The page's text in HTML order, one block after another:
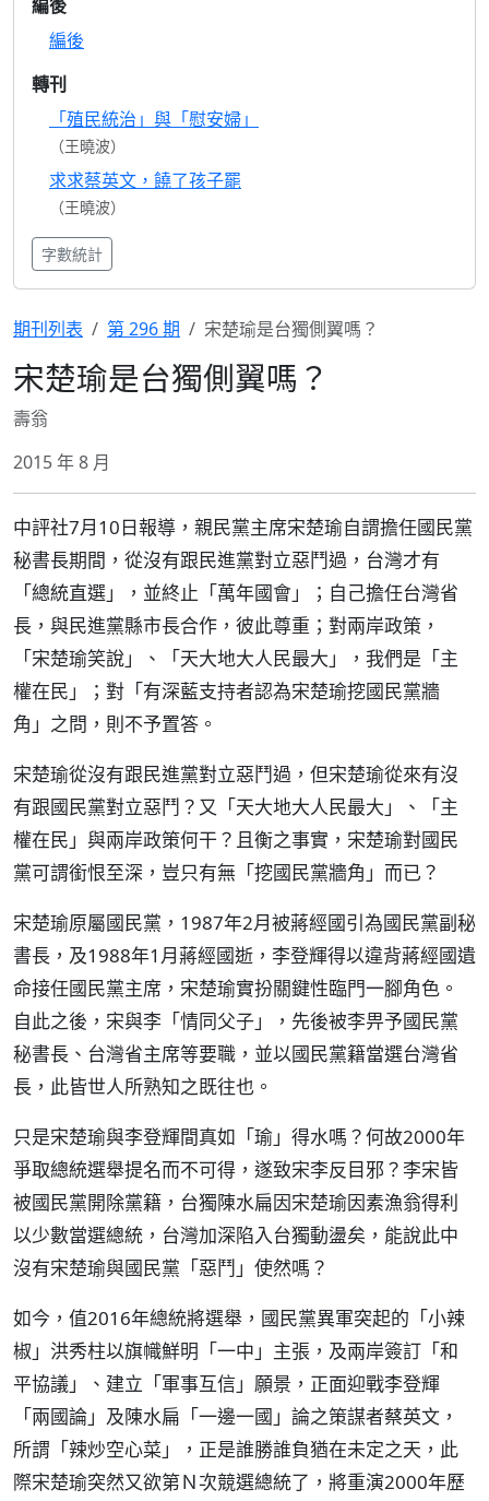
編後
編後
轉刊
「殖民統治」與「慰安婦」
（王曉波）
求求蔡英文，饒了孩子罷
（王曉波）
字數統計
期刊列表 第 296 期 宋楚瑜是台獨側翼嗎？
宋楚瑜是台獨側翼嗎？
壽翁
2015 年 8 月
中評社7月10日報導，親民黨主席宋楚瑜自謂擔任國民黨
秘書長期間，從沒有跟民進黨對立惡鬥過，台灣才有
「總統直選」，並終止「萬年國會」；自己擔任台灣省
長，與民進黨縣市長合作，彼此尊重；對兩岸政策，
「宋楚瑜笑說」、「天大地大人民最大」，我們是「主
權在民」；對「有深藍支持者認為宋楚瑜挖國民黨牆
角」之問，則不予置答。
宋楚瑜從沒有跟民進黨對立惡鬥過，但宋楚瑜從來有沒
有跟國民黨對立惡鬥？又「天大地大人民最大」、「主
權在民」與兩岸政策何干？且衡之事實，宋楚瑜對國民
黨可謂銜恨至深，豈只有無「挖國民黨牆角」而已？
宋楚瑜原屬國民黨，1987年2月被蔣經國引為國民黨副秘
書長，及1988年1月蔣經國逝，李登輝得以違背蔣經國遺
命接任國民黨主席，宋楚瑜實扮關鍵性臨門一腳角色。
自此之後，宋與李「情同父子」，先後被李畀予國民黨
秘書長、台灣省主席等要職，並以國民黨籍當選台灣省
長，此皆世人所熟知之既往也。
只是宋楚瑜與李登輝間真如「瑜」得水嗎？何故2000年
爭取總統選舉提名而不可得，遂致宋李反目邪？李宋皆
被國民黨開除黨籍，台獨陳水扁因宋楚瑜因素漁翁得利
以少數當選總統，台灣加深陷入台獨動盪矣，能說此中
沒有宋楚瑜與國民黨「惡鬥」使然嗎？
如今，值2016年總統將選舉，國民黨異軍突起的「小辣
椒」洪秀柱以旗幟鮮明「一中」主張，及兩岸簽訂「和
平協議」、建立「軍事互信」願景，正面迎戰李登輝
「兩國論」及陳水扁「一邊一國」論之策謀者蔡英文，
所謂「辣炒空心菜」，正是誰勝誰負猶在未定之天，此
際宋楚瑜突然又欲第Ｎ次競選總統了，將重演2000年歷